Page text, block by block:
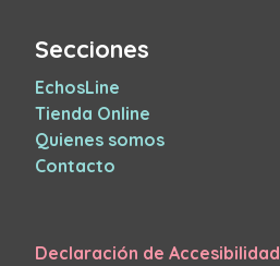
Secciones
EchosLine
Tienda Online
Quienes somos
Contacto
Declaración de Accesibilidad